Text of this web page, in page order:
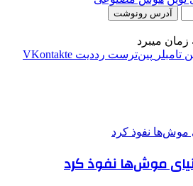
آدرس رونوشت
‫تامبلر ‫پین‌ترست ‫رددیت ‫VKontakte
موش‌ها نفوذ کرد